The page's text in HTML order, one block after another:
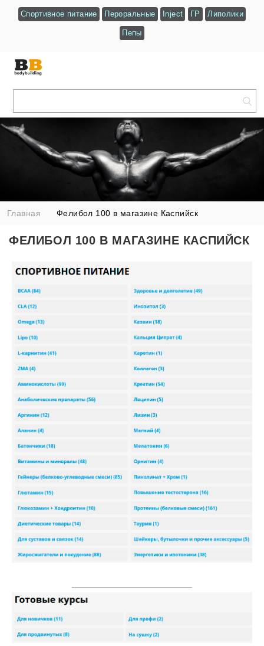
Спортивное питание Пероральные Inject ГР Липолики
Пепы
Главная Фелибол 100 в магазине Каспийск
ФЕЛИБОЛ 100 В МАГАЗИНЕ КАСПИЙСК